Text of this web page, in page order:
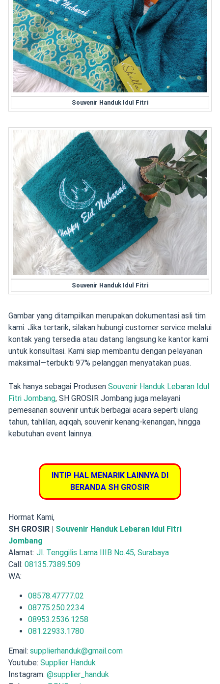
Souvenir Handuk Idul Fitri
Souvenir Handuk Idul Fitri
Gambar yang ditampilkan merupakan dokumentasi asli tim
kami. Jika tertarik, silakan hubungi customer service melalui
kontak yang tersedia atau datang langsung ke kantor kami
untuk konsultasi. Kami siap membantu dengan pelayanan
maksimal—terbukti 97% pelanggan menyatakan puas.
Tak hanya sebagai Produsen Souvenir Handuk Lebaran Idul
Fitri Jombang, SH GROSIR Jombang juga melayani
pemesanan souvenir untuk berbagai acara seperti ulang
tahun, tahlilan, aqiqah, souvenir kenang-kenangan, hingga
kebutuhan event lainnya.
INTIP HAL MENARIK LAINNYA DI
BERANDA SH GROSIR
Hormat Kami,
SH GROSIR | Souvenir Handuk Lebaran Idul Fitri
Jombang
Alamat: Jl. Tenggilis Lama IIIB No.45, Surabaya
Call: 08135.7389.509
WA:
08578.47777.02
08775.250.2234
08953.2536.1258
081.22933.1780
Email: supplierhanduk@gmail.com
Youtube: Supplier Handuk
Instagram: @supplier_handuk